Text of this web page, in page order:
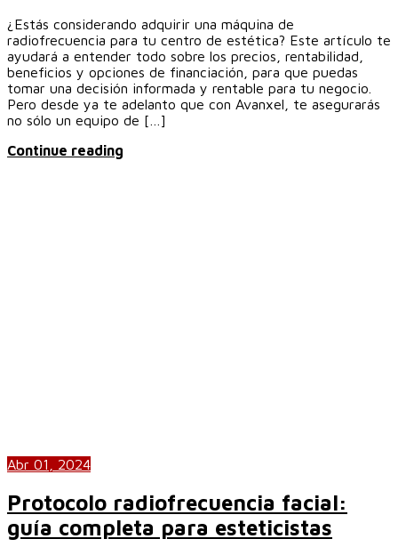
¿Estás considerando adquirir una máquina de
radiofrecuencia para tu centro de estética? Este artículo te
ayudará a entender todo sobre los precios, rentabilidad,
beneficios y opciones de financiación, para que puedas
tomar una decisión informada y rentable para tu negocio.
Pero desde ya te adelanto que con Avanxel, te asegurarás
no sólo un equipo de […]
Continue reading
Abr 01, 2024
Protocolo radiofrecuencia facial:
guía completa para esteticistas